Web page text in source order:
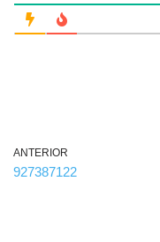
ANTERIOR
927387122